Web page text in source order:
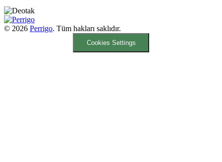
© 2026 Perrigo. Tüm hakları saklıdır.
Cookies Settings